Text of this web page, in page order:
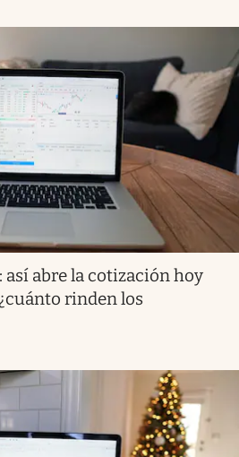
así abre la cotización hoy
rinden los